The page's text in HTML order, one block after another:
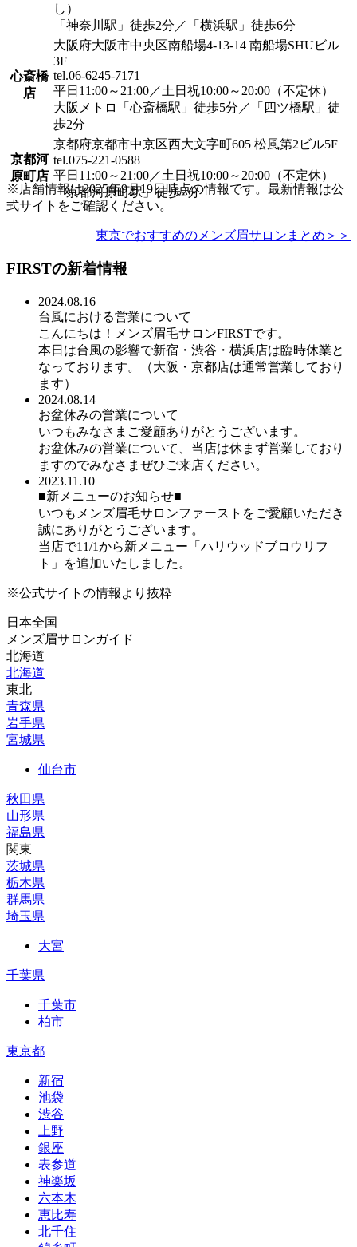
し）
「神奈川駅」徒歩2分／「横浜駅」徒歩6分
心斎橋
店
大阪府大阪市中央区南船場4-13-14 南船場SHUビル
3F
tel.06-6245-7171
平日11:00～21:00／土日祝10:00～20:00（不定休）
大阪メトロ「心斎橋駅」徒歩5分／「四ツ橋駅」徒
歩2分
京都河
原町店
京都府京都市中京区西大文字町605 松風第2ビル5F
tel.075-221-0588
平日11:00～21:00／土日祝10:00～20:00（不定休）
「京都河原町駅」徒歩2分
※店舗情報は2025年9月19日時点の情報です。最新情報は公
式サイトをご確認ください。
東京でおすすめのメンズ眉サロンまとめ＞＞
FIRSTの新着情報
2024.08.16
台風における営業について
こんにちは！メンズ眉毛サロンFIRSTです。
本日は台風の影響で新宿・渋谷・横浜店は臨時休業と
なっております。（大阪・京都店は通常営業しており
ます）
2024.08.14
お盆休みの営業について
いつもみなさまご愛顧ありがとうございます。
お盆休みの営業について、当店は休まず営業しており
ますのでみなさまぜひご来店ください。
2023.11.10
■新メニューのお知らせ■
いつもメンズ眉毛サロンファーストをご愛顧いただき
誠にありがとうございます。
当店で11/1から新メニュー「ハリウッドブロウリフ
ト」を追加いたしました。
※公式サイトの情報より抜粋
⽇本全国
メンズ眉サロンガイド
北海道
北海道
東北
青森県
岩手県
宮城県
仙台市
秋田県
山形県
福島県
関東
茨城県
栃木県
群馬県
埼玉県
大宮
千葉県
千葉市
柏市
東京都
新宿
池袋
渋谷
上野
銀座
表参道
神楽坂
六本木
恵比寿
北千住